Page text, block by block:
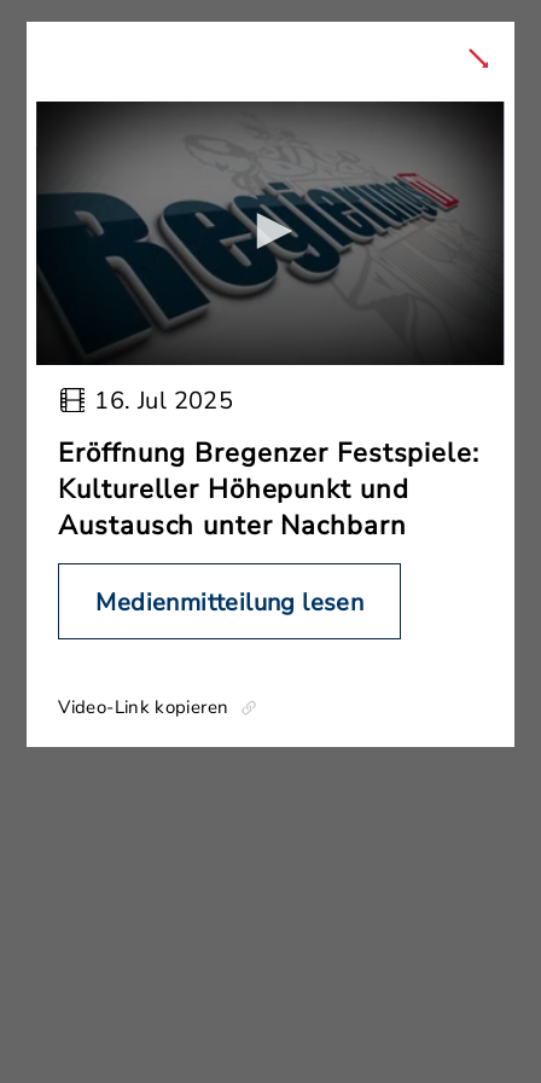
16. Jul 2025
Eröffnung Bregenzer Festspiele:
Kultureller Höhepunkt und
Austausch unter Nachbarn
Medienmitteilung lesen
Video-Link kopieren